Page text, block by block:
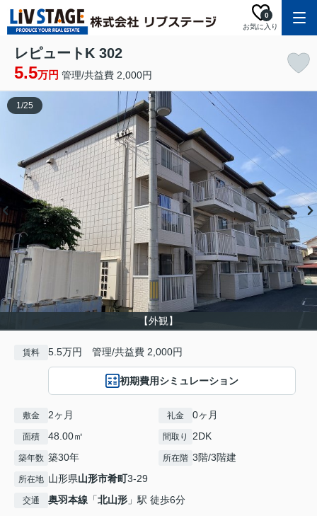
お気に入り
0
レピュートK 302
5.5万円 管理/共益費 2,000円
【外観】
1/25
賃料 5.5万円 管理/共益費 2,000円
初期費用シミュレーション
敷金 2ヶ月 礼金 0ヶ月
面積 48.00㎡ 間取り 2DK
築年数 築30年 所在階 3階/3階建
所在地 山形県山形市肴町3-29
交通 奥羽本線 「北山形 」駅 徒歩6分